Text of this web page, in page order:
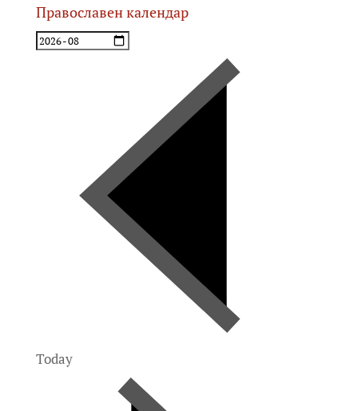
Православен календар
Today